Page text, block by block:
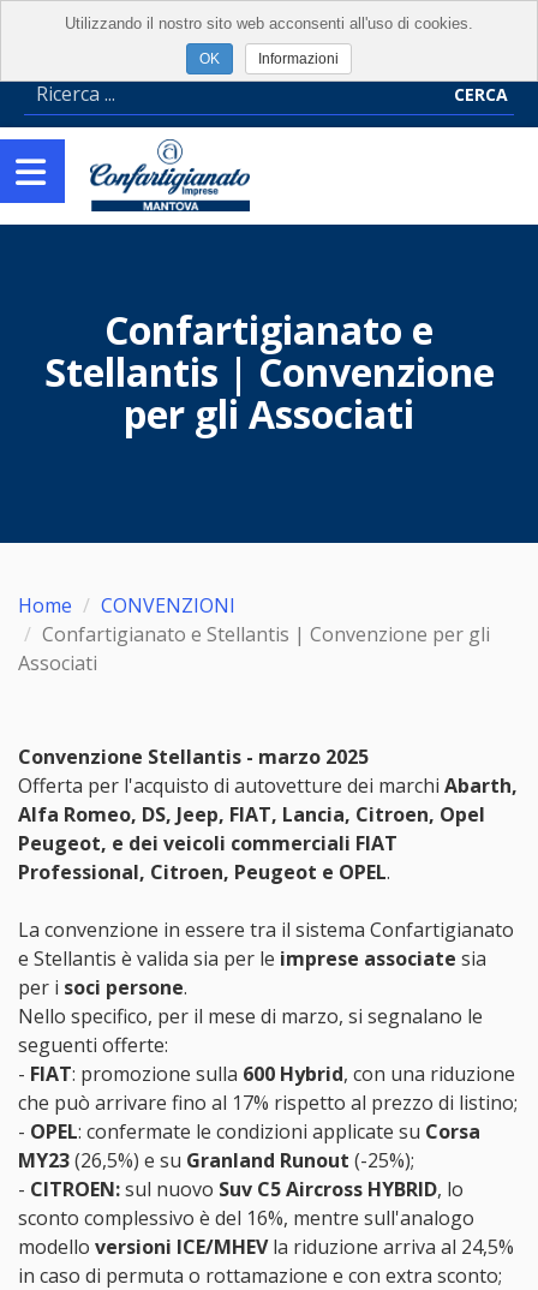
CERCA
Confartigianato e
Stellantis | Convenzione
per gli Associati
Home
CONVENZIONI
Confartigianato e Stellantis | Convenzione per gli
Associati
Convenzione Stellantis - marzo 2025
Offerta per l'acquisto di autovetture dei marchi Abarth,
Alfa Romeo, DS, Jeep, FIAT, Lancia, Citroen, Opel
Peugeot, e dei veicoli commerciali FIAT
Professional, Citroen, Peugeot e OPEL.
La convenzione in essere tra il sistema Confartigianato
e Stellantis è valida sia per le imprese associate sia
per i soci persone.
Nello specifico, per il mese di marzo, si segnalano le
seguenti offerte:
- FIAT: promozione sulla 600 Hybrid, con una riduzione
che può arrivare fino al 17% rispetto al prezzo di listino;
- OPEL: confermate le condizioni applicate su Corsa
MY23(26,5%) e su Granland Runout (-25%);
- CITROEN:sul nuovo Suv C5 Aircross HYBRID, lo
sconto complessivo è del 16%, mentre sull'analogo
modello versioni ICE/MHEVla riduzione arriva al 24,5%
in caso di permuta o rottamazione e con extra sconto;
Utilizzando il nostro sito web acconsenti all'uso di cookies.
Informazioni